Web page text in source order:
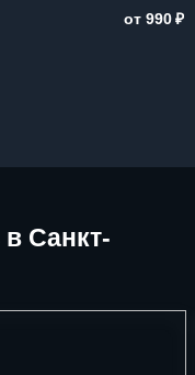
от 990₽
Санкт-